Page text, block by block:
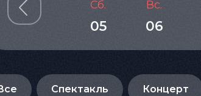
Сб.
05
Вс.
06
Спектакль Концерт